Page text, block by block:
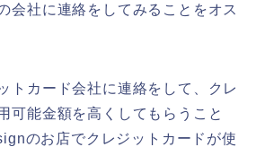
会社に連絡をしてみることをオス
トカード会社に連絡をして、クレ
可能金額を高くしてもらうこと
のお店でクレジットカードが使